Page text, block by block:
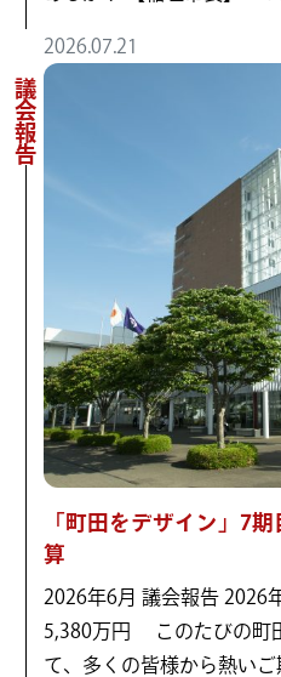
2026.07.21
議会報告
「町田をデザイン」7
算
2026年6月 議会報告 2026
5,380万円 このたびの町
て、多くの皆様から熱い